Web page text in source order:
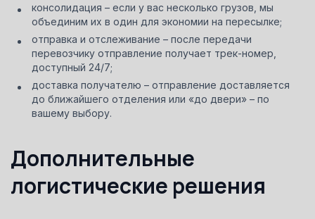
консолидация – если у вас несколько грузов, мы
объединим их в один для экономии на пересылке;
отправка и отслеживание – после передачи
перевозчику отправление получает трек-номер,
доступный 24/7;
доставка получателю – отправление доставляется
до ближайшего отделения или «до двери» – по
вашему выбору.
Дополнительные
логистические решения